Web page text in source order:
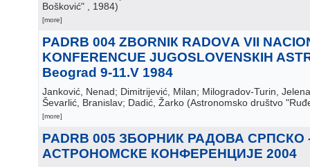
Bošković"
, 1984)
[more]
PADRB 004 ZВОRNIК RАDОVА VII
KONFERENCUE JUGOSLOVENSКIH
Beograd 9-11.V 1984
Janković, Nenad; Dimitrijević, Milan; Milogradov-Turin,
Ševarlić, Branislav; Dadić, Žarko (Astronomsko društvo
[more]
PADRB 005 ЗБОРНИК РАДОВА СРПСКО
АСТРОНОМСКЕ КОНФЕРЕНЦИЈЕ 2004